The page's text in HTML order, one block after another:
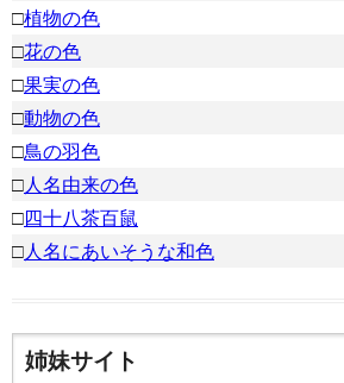
□植物の色
□花の色
□果実の色
□動物の色
□鳥の羽色
□人名由来の色
□四十八茶百鼠
□人名にあいそうな和色
姉妹サイト